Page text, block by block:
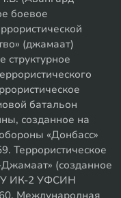
боевое
(джамаат)
структурное
батальон
созданное на
«Донбасс»
Террористическое
(созданное
ИК-2 УФСИН